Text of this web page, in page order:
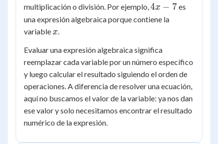
multiplicación o división. Por ejemplo,4x
-
4x − 7es
una expresión algebraica porque contiene la
variable x
x.
Evaluar una expresión algebraica significa
reemplazar cada variable por un número específico
y luego calcular el resultado siguiendo el orden de
operaciones. A diferencia de resolver una ecuación,
aquí no buscamos el valor de la variable: ya nos dan
ese valor y solo necesitamos encontrar el resultado
numérico de la expresión.